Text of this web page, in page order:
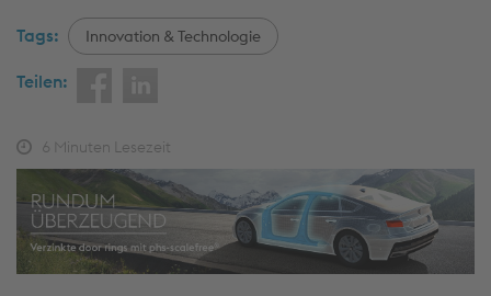
Tags: Innovation & Technologie
Teilen:
6 Minuten Lesezeit